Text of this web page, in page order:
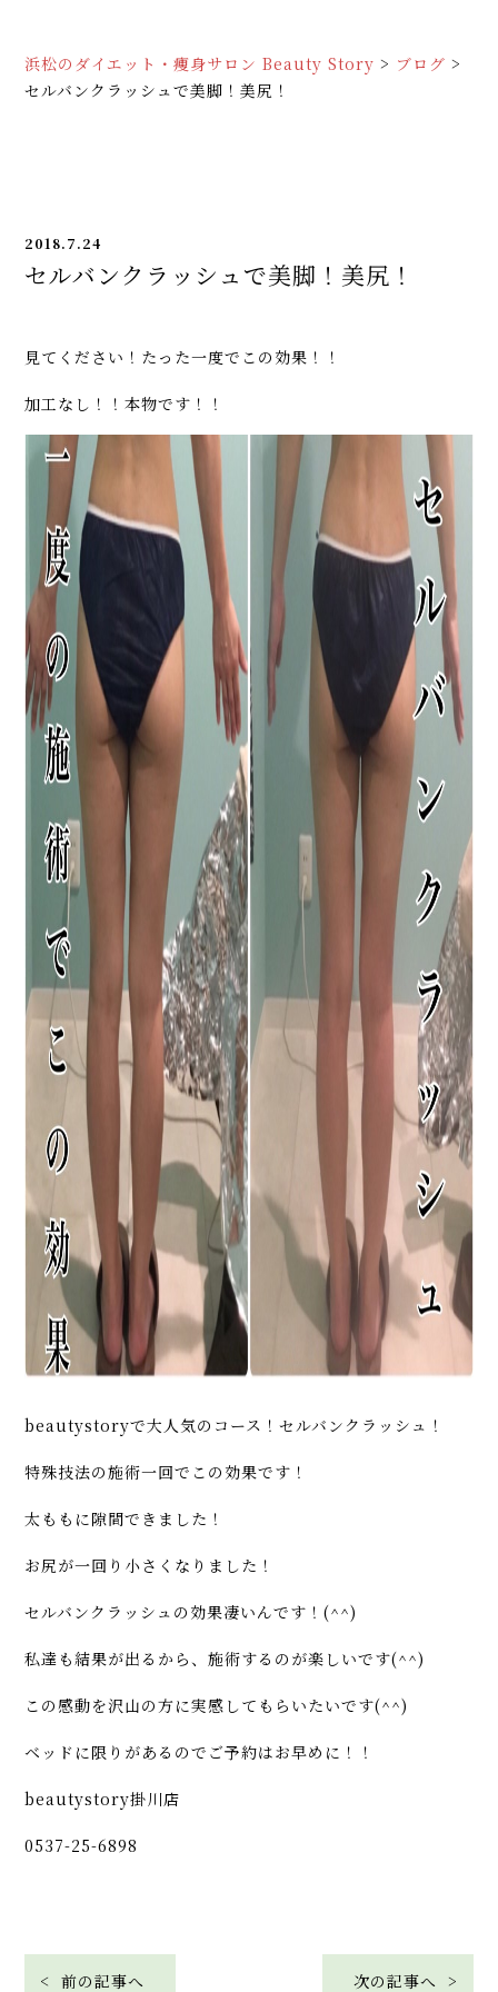
浜松のダイエット・痩身サロン Beauty Story > ブログ >
セルバンクラッシュで美脚！美尻！
2018.7.24
セルバンクラッシュで美脚！美尻！
見てください！たった一度でこの効果！！
加工なし！！本物です！！
beautystoryで大人気のコース！セルバンクラッシュ！
特殊技法の施術一回でこの効果です！
太ももに隙間できました！
お尻が一回り小さくなりました！
セルバンクラッシュの効果凄いんです！(^^)
私達も結果が出るから、施術するのが楽しいです(^^)
この感動を沢山の方に実感してもらいたいです(^^)
ベッドに限りがあるのでご予約はお早めに！！
beautystory掛川店
0537-25-6898
< 前の記事へ 次の記事へ >